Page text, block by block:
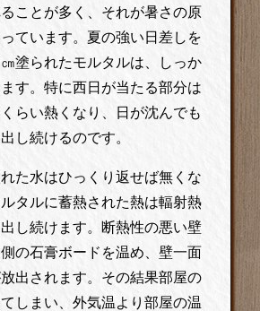
ことが多く、それが暑さの原
ています。夏の強い日差しを
塗られたモルタルは、しっか
す。特に西日が当たる部分は
らい熱くなり、日が沈んでも
し続けるのです。
た水はひっくり返せば無くな
タルに蓄熱された熱は輻射熱
し続けます。断熱性の悪い壁
の石膏ボードを温め、壁一面
出されます。その結果部屋の
しまい、外気温より部屋の温